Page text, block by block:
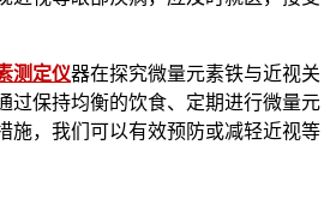
测定仪器在探究微量元素铁与近视关
过保持均衡的饮食、定期进行微量元
施，我们可以有效预防或减轻近视等